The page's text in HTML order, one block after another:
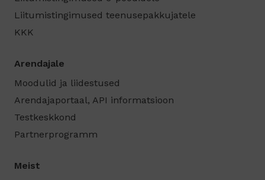
Liitumistingimused teenusepakkujatele
KKK
Arendajale
Moodulid ja liidestused
Arendajaportaal, API informatsioon
Testkeskkond
Partnerprogramm
Meist